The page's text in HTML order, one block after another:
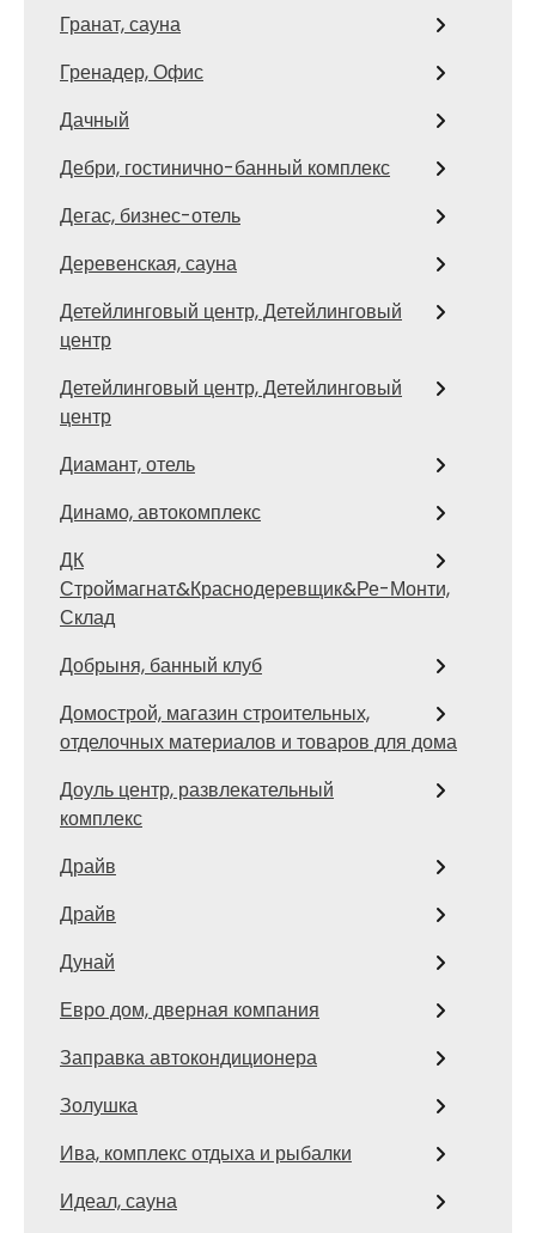
Гранат, сауна
Гренадер, Офис
Дачный
Дебри, гостинично-банный комплекс
Дегас, бизнес-отель
Деревенская, сауна
Детейлинговый центр, Детейлинговый
центр
Детейлинговый центр, Детейлинговый
центр
Диамант, отель
Динамо, автокомплекс
ДК
Строймагнат&Краснодеревщик&Ре-Монти,
Склад
Добрыня, банный клуб
Домострой, магазин строительных,
отделочных материалов и товаров для дома
Доуль центр, развлекательный
комплекс
Драйв
Драйв
Дунай
Евро дом, дверная компания
Заправка автокондиционера
Золушка
Ива, комплекс отдыха и рыбалки
Идеал, сауна